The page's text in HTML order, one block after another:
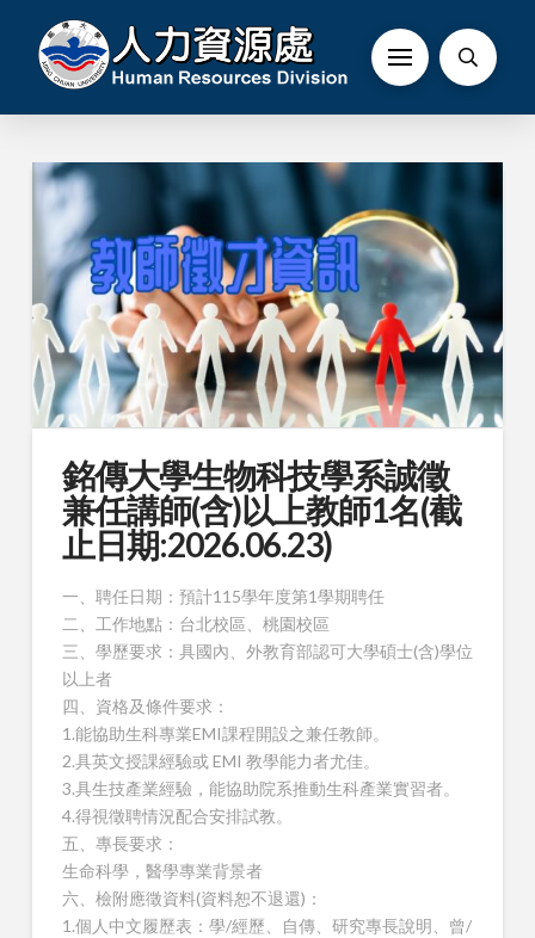
銘傳大學生物科技學系誠徵
兼任講師(含)以上教師1名(截
止日期:2026.06.23)
一、聘任日期：預計115學年度第1學期聘任
二、工作地點：台北校區、桃園校區
三、學歷要求：具國內、外教育部認可大學碩士(含)學位
以上者
四、資格及條件要求：
1.能協助生科專業EMI課程開設之兼任教師。
2.具英文授課經驗或 EMI 教學能力者尤佳。
3.具生技產業經驗，能協助院系推動生科產業實習者。
4.得視徵聘情況配合安排試教。
五、專長要求：
生命科學，醫學專業背景者
六、檢附應徵資料(資料恕不退還)：
1.個人中文履歷表：學/經歷、自傳、研究專長說明、曾/